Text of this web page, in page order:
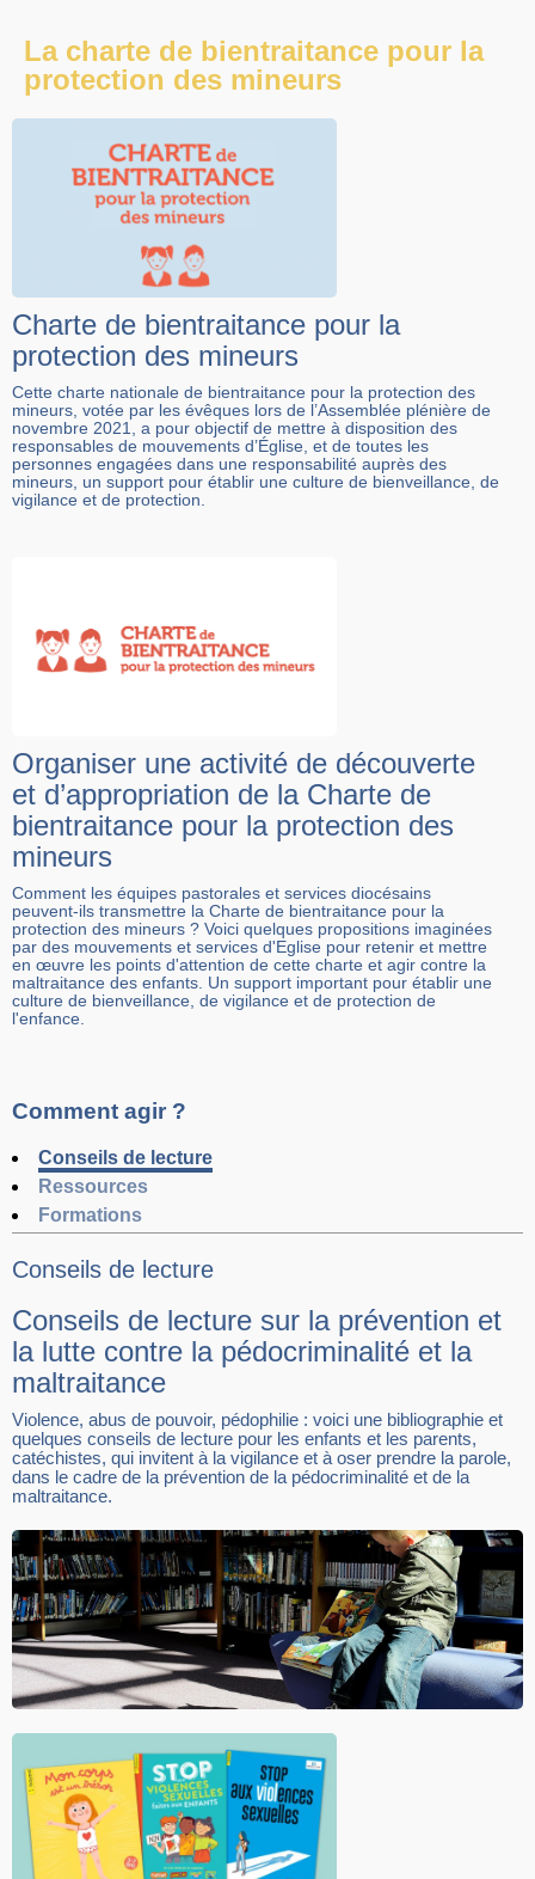
La charte de bientraitance pour la
protection des mineurs
Charte de bientraitance pour la
protection des mineurs
Cette charte nationale de bientraitance pour la protection des
mineurs, votée par les évêques lors de l’Assemblée plénière de
novembre 2021, a pour objectif de mettre à disposition des
responsables de mouvements d’Église, et de toutes les
personnes engagées dans une responsabilité auprès des
mineurs, un support pour établir une culture de bienveillance, de
vigilance et de protection.
Organiser une activité de découverte
et d’appropriation de la Charte de
bientraitance pour la protection des
mineurs
Comment les équipes pastorales et services diocésains
peuvent-ils transmettre la Charte de bientraitance pour la
protection des mineurs ? Voici quelques propositions imaginées
par des mouvements et services d'Eglise pour retenir et mettre
en œuvre les points d'attention de cette charte et agir contre la
maltraitance des enfants. Un support important pour établir une
culture de bienveillance, de vigilance et de protection de
l'enfance.
Comment agir ?
Conseils de lecture
Ressources
Formations
Conseils de lecture
Conseils de lecture sur la prévention et
la lutte contre la pédocriminalité et la
maltraitance
Violence, abus de pouvoir, pédophilie : voici une bibliographie et
quelques conseils de lecture pour les enfants et les parents,
catéchistes, qui invitent à la vigilance et à oser prendre la parole,
dans le cadre de la prévention de la pédocriminalité et de la
maltraitance.